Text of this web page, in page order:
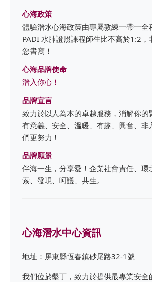
心海政策
體驗潛水心海政策由專屬教練一帶一全
PADI 水肺證照課程師生比不高於1:2，
您書寫！
心海品牌使命
潛入你心！
品牌宣言
致力於以人為本的卓越服務，消解你的
有意義、安全、溫暖、有趣、興奮、非
們更努力！
品牌願景
伴海一生，分享愛！企業社會責任、環
索、發現、呵護、共生。
心海潛水中心資訊
地址：屏東縣恆春鎮砂尾路32-1號
我們位於墾丁，致力於提供最專業安全